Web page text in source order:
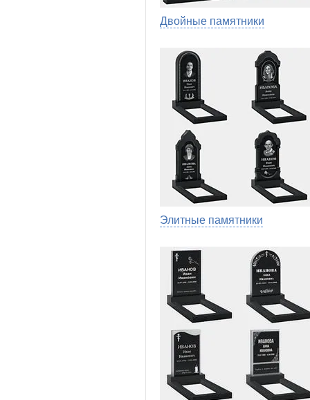
Двойные памятники
Элитные памятники